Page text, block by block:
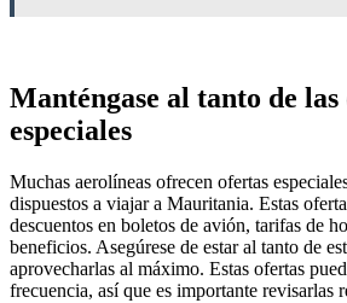
Manténgase al tanto de
especiales
Muchas aerolíneas ofrecen ofertas
dispuestos a viajar a Mauritania. Estas
descuentos en boletos de avión, tarifas de
beneficios. Asegúrese de estar al tanto de
aprovecharlas al máximo. Estas ofertas
frecuencia, así que es importante revisarlas